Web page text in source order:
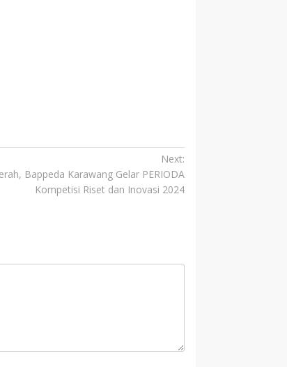
Next:
Bappeda Karawang Gelar PERIODA
Kompetisi Riset dan Inovasi 2024